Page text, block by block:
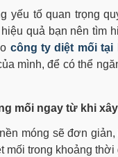
yếu tố quan trọng
quả bạn nên tìm
công ty diệt mối tại
mình, để có thể
mối ngay từ khi
móng sẽ đơn
trong khoảng thời